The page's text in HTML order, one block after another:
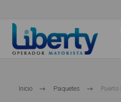
Inicio Paquetes Puerto